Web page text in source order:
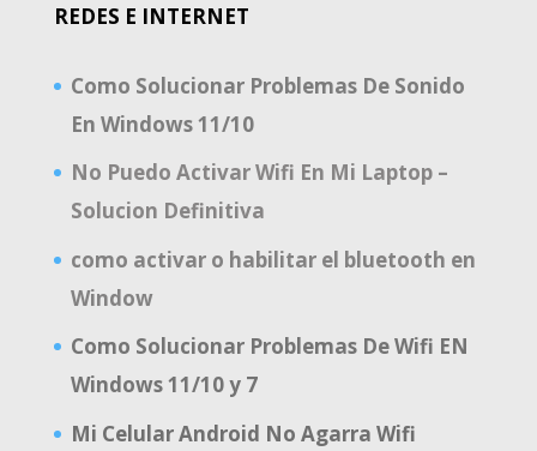
REDES E INTERNET
Como Solucionar Problemas De Sonido
En Windows 11/10
No Puedo Activar Wifi En Mi Laptop –
Solucion Definitiva
como activar o habilitar el bluetooth en
Window
Como Solucionar Problemas De Wifi EN
Windows 11/10 y 7
Mi Celular Android No Agarra Wifi